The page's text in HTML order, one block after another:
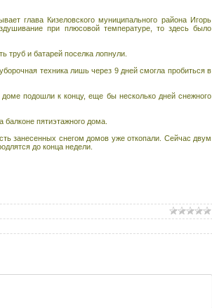
глава Кизеловского муниципального района Игорь
при плюсовой температуре, то здесь было
труб и батарей поселка лопнули.
техника лишь через 9 дней смогла пробиться в
подошли к концу, еще бы несколько дней снежного
пятиэтажного дома.
занесенных снегом домов уже откопали. Сейчас двум
до конца недели.